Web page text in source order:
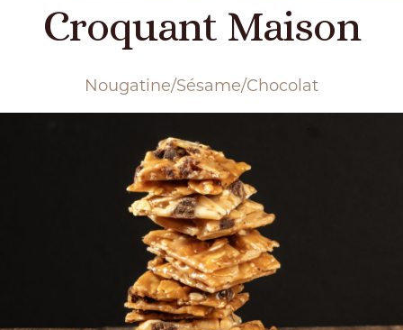
Croquant Maison
Nougatine/Sésame/Chocolat